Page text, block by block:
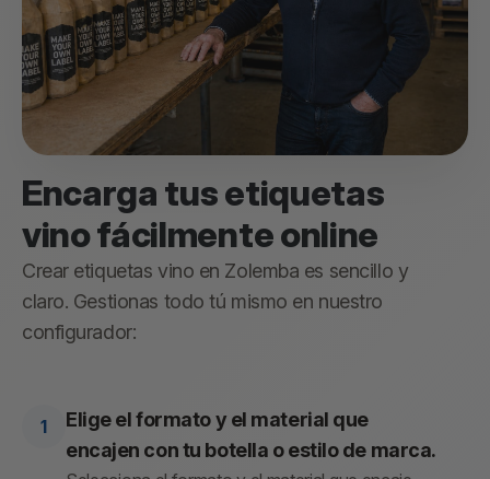
Encarga tus etiquetas
vino fácilmente online
Crear etiquetas vino en Zolemba es sencillo y
claro. Gestionas todo tú mismo en nuestro
configurador:
Elige el formato y el material que
encajen con tu botella o estilo de marca.